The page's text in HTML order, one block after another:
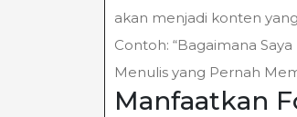
akan menjadi konten
Contoh: “Bagaimana
Menulis yang Pernah
Manfaatkan